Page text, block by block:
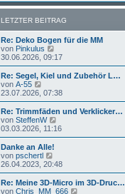
t
a
g
r
B
e
i
t
a
g
e
s
r
B
e
i
t
a
g
LETZTER BEITRAG
Re: Deko Bogen für die MM
von Pinkulus
e
u
e
t
B
e
i
g
30.06.2026, 09:17
Re: Segel, Kiel und Zubehör L…
von A-55
e
u
e
s
t
r
B
e
i
r
23.07.2026, 07:38
Re: Trimmfäden und Verklicker…
von SteffenW
e
u
t
r
B
03.03.2026, 11:16
Danke an Alle!
von pschertl
e
u
e
s
26.04.2023, 20:48
Re: Meine 3D-Micro im 3D-Druc…
von Chris_MM_666